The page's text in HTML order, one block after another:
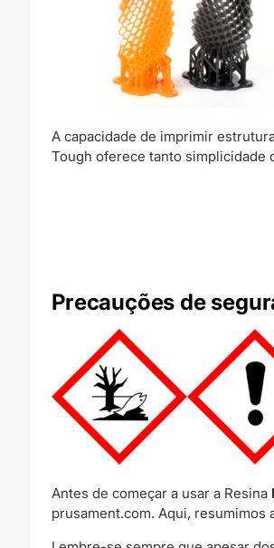
A capacidade de imprimir
Tough oferece tanto simplicidade
Precauções de
Antes de começar a usar a Resina
prusament.com. Aqui, resumimos